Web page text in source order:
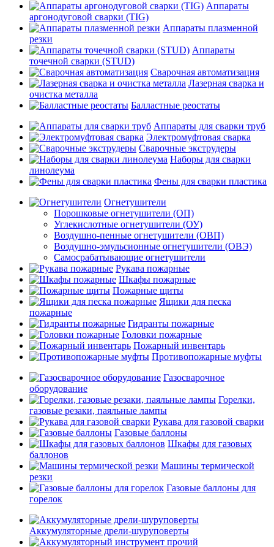
Аппараты
аргонодуговой сварки (TIG)
Аппараты плазменной
резки
Аппараты
точечной сварки (STUD)
Сварочная автоматизация
Лазерная сварка и
очистка металла
Балластные реостаты
Аппараты для сварки труб
Электромуфтовая сварка
Сварочные экструдеры
Наборы для сварки
линолеума
Фены для сварки пластика
Огнетушители
Порошковые огнетушители (ОП)
Углекислотные огнетушители (ОУ)
Воздушно-пенные огнетушители (ОВП)
Воздушно-эмульсионные огнетушители (ОВЭ)
Самосрабатывающие огнетушители
Рукава пожарные
Шкафы пожарные
Пожарные щиты
Ящики для песка
пожарные
Гидранты пожарные
Головки пожарные
Пожарный инвентарь
Противопожарные муфты
Газосварочное
оборудование
Горелки,
газовые резаки, паяльные лампы
Рукава для газовой сварки
Газовые баллоны
Шкафы для газовых
баллонов
Машины термической
резки
Газовые баллоны для
горелок
Аккумуляторные дрели-шуруповерты